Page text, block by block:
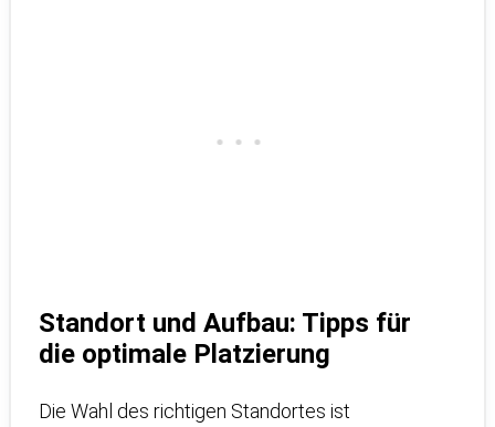
Standort und Aufbau: Tipps für
die optimale Platzierung
Die Wahl des richtigen Standortes ist